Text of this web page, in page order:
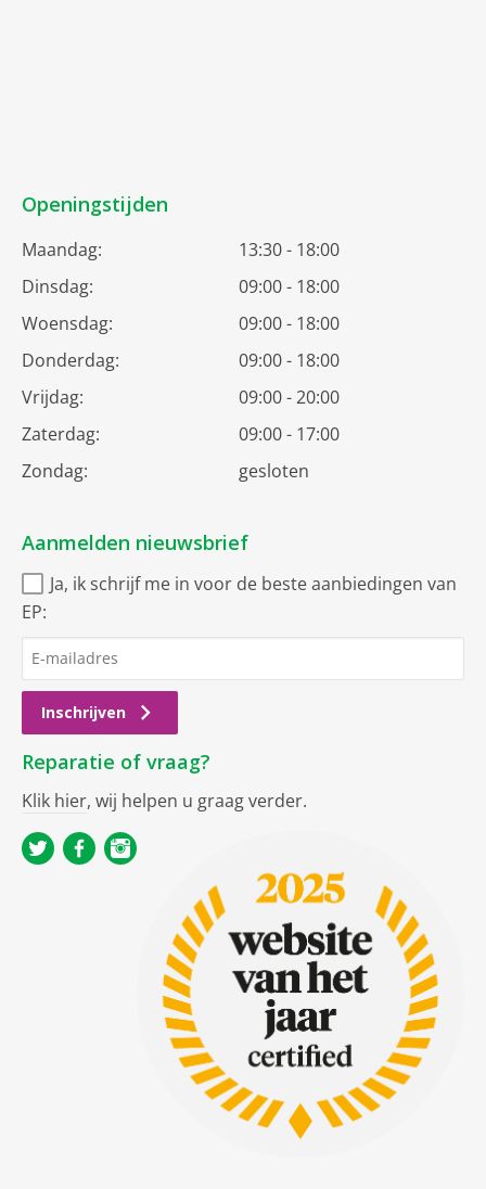
Openingstijden
Maandag:
13:30 - 18:00
Dinsdag:
09:00 - 18:00
Woensdag:
09:00 - 18:00
Donderdag:
09:00 - 18:00
Vrijdag:
09:00 - 20:00
Zaterdag:
09:00 - 17:00
Zondag:
gesloten
Aanmelden nieuwsbrief
Ja, ik schrijf me in voor de beste aanbiedingen van
EP:
Inschrijven
Reparatie of vraag?
Klik hier, wij helpen u graag verder.